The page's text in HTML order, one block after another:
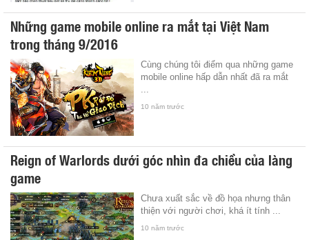
Những game mobile online ra mắt tại Việt Nam
trong tháng 9/2016
Cùng chúng tôi điểm qua những game
mobile online hấp dẫn nhất đã ra mắt
10 năm trước
Reign of Warlords dưới góc nhìn đa chiều của làng
game
Chưa xuất sắc về đồ họa nhưng thân
thiện với người chơi, khá ít tính ...
10 năm trước